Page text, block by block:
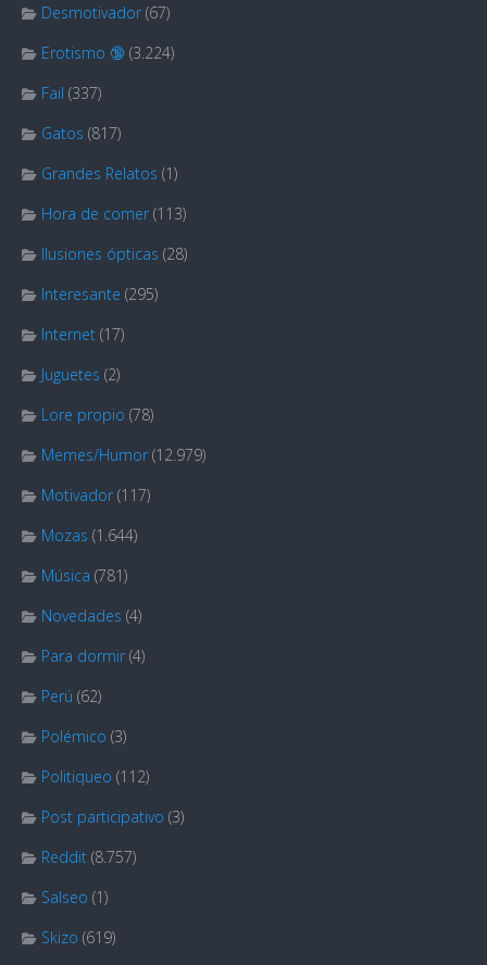
Desmotivador (67)
Erotismo 🔞 (3.224)
Fail (337)
Gatos (817)
Grandes Relatos (1)
Hora de comer (113)
Ilusiones ópticas (28)
Interesante (295)
Internet (17)
Juguetes (2)
Lore propio (78)
Memes/Humor (12.979)
Motivador (117)
Mozas (1.644)
Música (781)
Novedades (4)
Para dormir (4)
Perú (62)
Polémico (3)
Politiqueo (112)
Post participativo (3)
Reddit (8.757)
Salseo (1)
Skizo (619)